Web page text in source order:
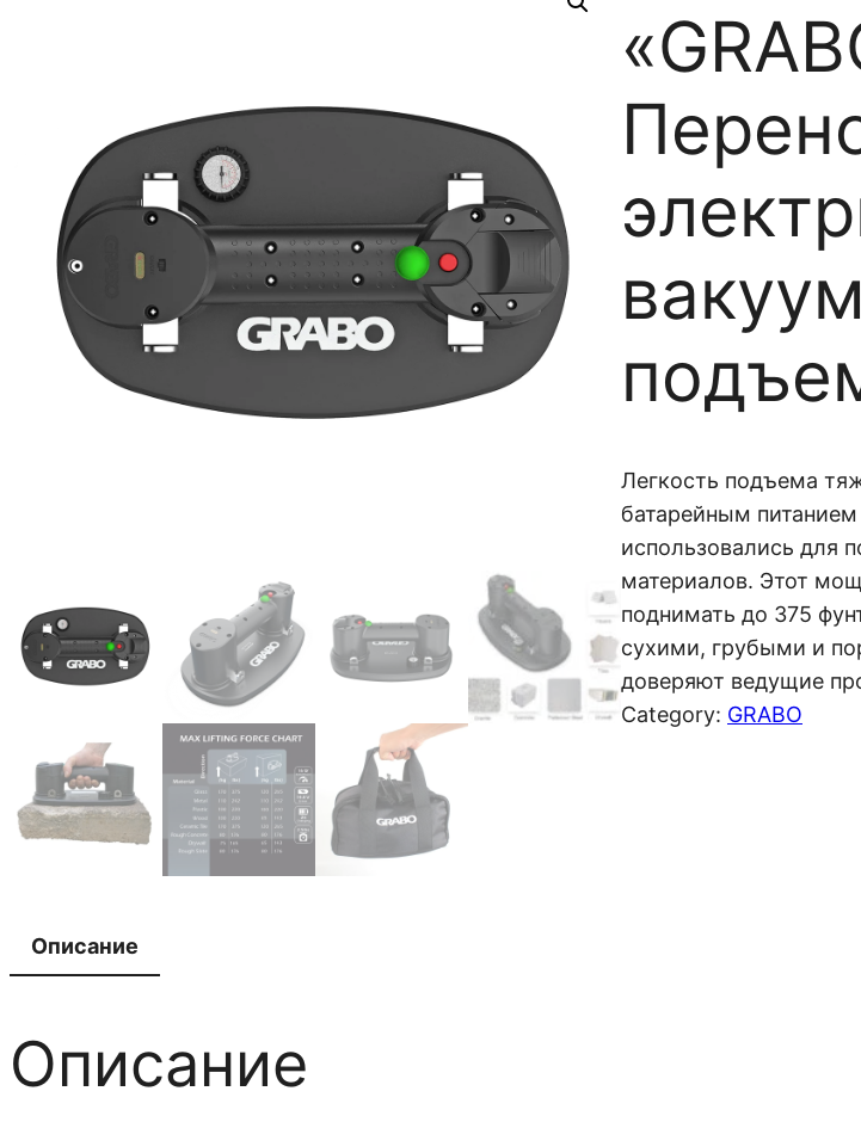
Легкость подъема
батарейным
использовались для
материалов. Этот
поднимать до 375
сухими, грубыми и
доверяют ведущие
Category: GRABO
Описание
Описание